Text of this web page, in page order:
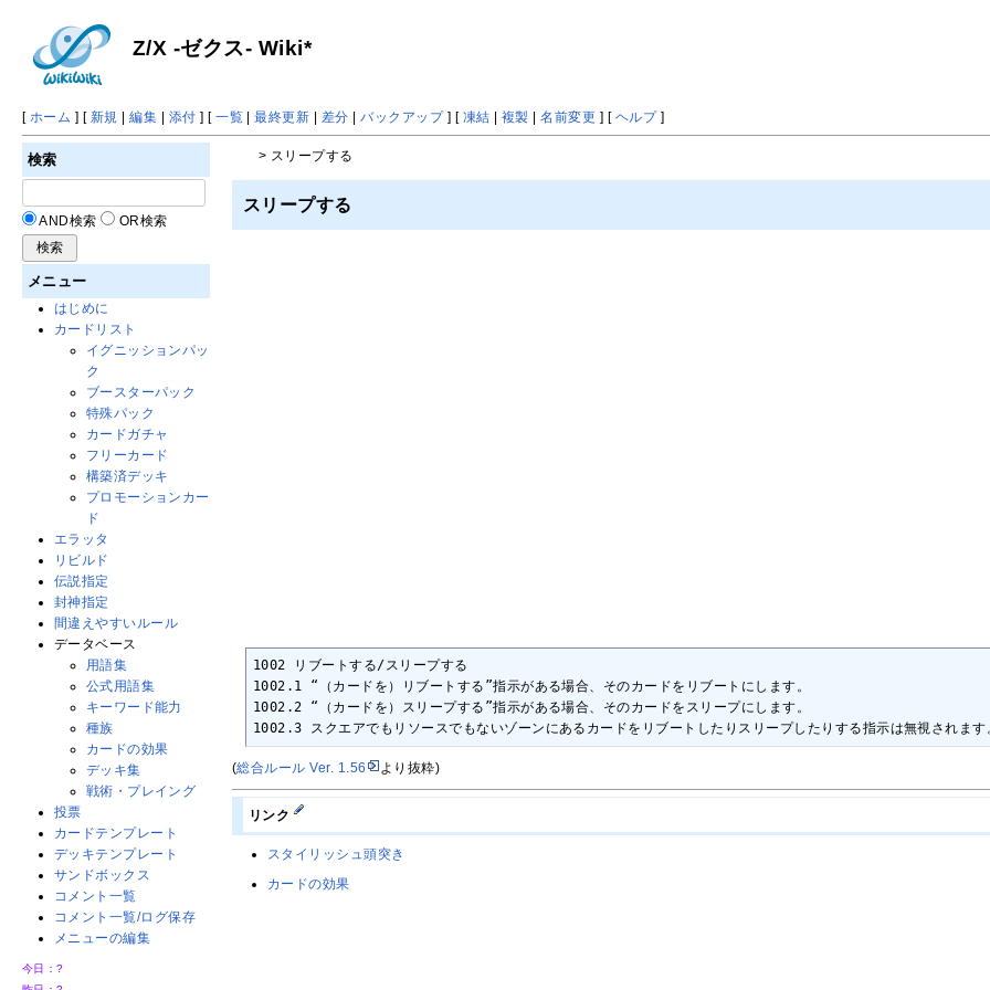
Z/X -ゼクス- Wiki*
[ ホーム ] [ 新規 |編集 | 添付 ] [一覧 |最終更新 | 差分 |バックアップ] [ 凍結 | 複製 |名前変更 ] [ ヘルプ]
> スリープする
スリープする
1002 リブートする/スリープする
1002.1 “（カードを）リブートする”指示がある場合、そのカードをリブートにします。
1002.2 “（カードを）スリープする”指示がある場合、そのカードをスリープにします。
1002.3 スクエアでもリソースでもないゾーンにあるカードをリブートしたりスリープしたりする指示は無視されます
(総合ルール Ver. 1.56 より抜粋)
リンク
スタイリッシュ頭突き
カードの効果
検索
AND検索 OR検索
メニュー
はじめに
カードリスト
イグニッションパッ
ク
ブースターパック
特殊パック
カードガチャ
フリーカード
構築済デッキ
プロモーションカー
ド
エラッタ
リビルド
伝説指定
封神指定
間違えやすいルール
データベース
用語集
公式用語集
キーワード能力
種族
カードの効果
デッキ集
戦術・プレイング
投票
カードテンプレート
デッキテンプレート
サンドボックス
コメント一覧
コメント一覧/ログ保存
メニューの編集
今日：?